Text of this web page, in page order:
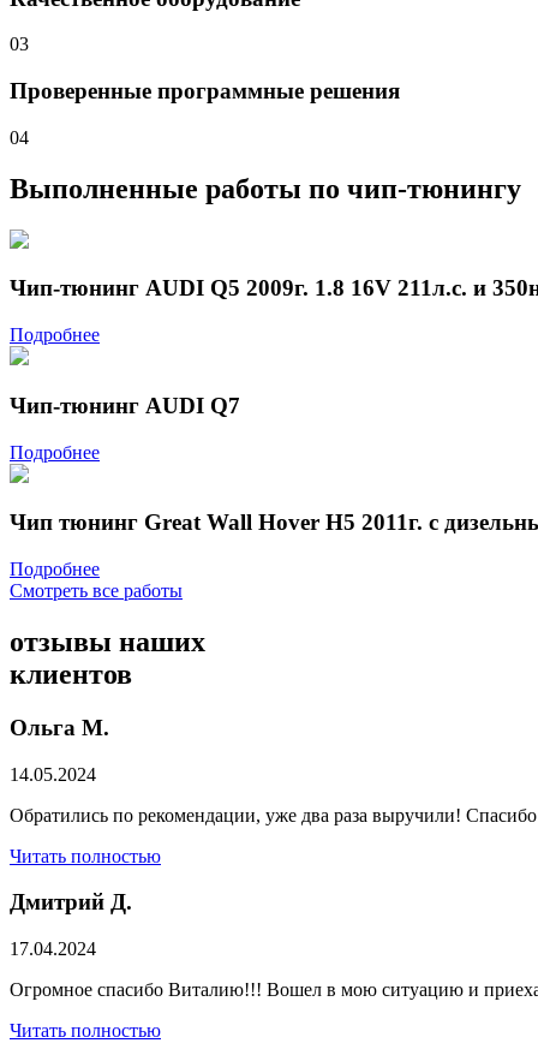
03
Проверенные программные решения
04
Выполненные работы по чип-тюнингу
Чип-тюнинг AUDI Q5 2009г. 1.8 16V 211л.с. и
Подробнее
Чип-тюнинг AUDI Q7
Подробнее
Чип тюнинг Great Wall Hover Н5 2011г. с
Подробнее
Смотреть все работы
отзывы наших
клиентов
Ольга М.
14.05.2024
Обратились по рекомендации, уже два раза выручили!
Читать полностью
Дмитрий Д.
17.04.2024
Огромное спасибо Виталию!!! Вошел в мою ситуацию и
Читать полностью